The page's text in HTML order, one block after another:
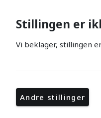
Stillingen er
Vi beklager, stillingen
Andre stillinger